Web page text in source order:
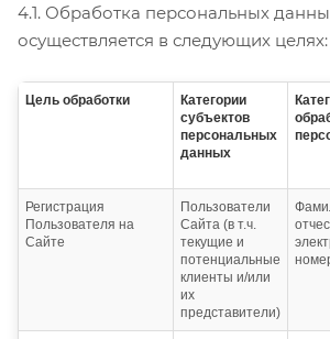
4.1. Обработка персональных
осуществляется в следующих целях:
Цель обработки
Категории
субъектов
персональных
данных
Регистрация
Пользователя на
Сайте
Пользователи
Сайта (в т.ч.
текущие и
потенциальные
клиенты и/или
их
представители)